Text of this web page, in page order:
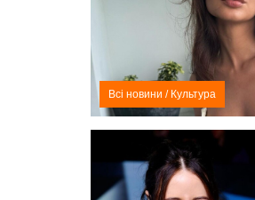
Всі новини / Культура